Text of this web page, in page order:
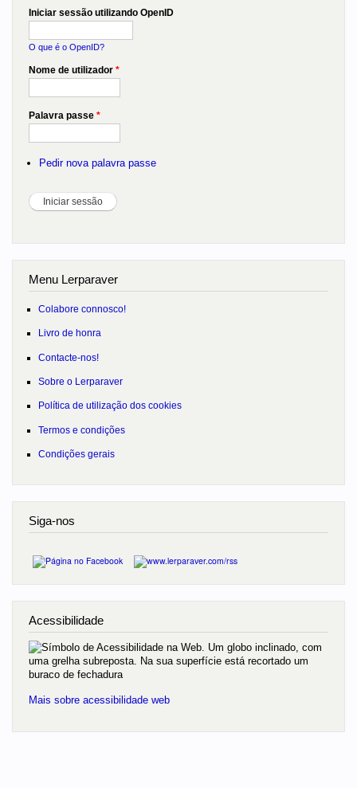
Iniciar sessão utilizando OpenID
O que é o OpenID?
Nome de utilizador *
Palavra passe *
Pedir nova palavra passe
Menu Lerparaver
Colabore connosco!
Livro de honra
Contacte-nos!
Sobre o Lerparaver
Política de utilização dos cookies
Termos e condições
Condições gerais
Siga-nos
Acessibilidade
Mais sobre acessibilidade web